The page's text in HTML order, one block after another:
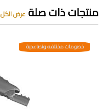
منتجات ذات صلة عرض الكل
خصومات مختلفه وتصاعدية